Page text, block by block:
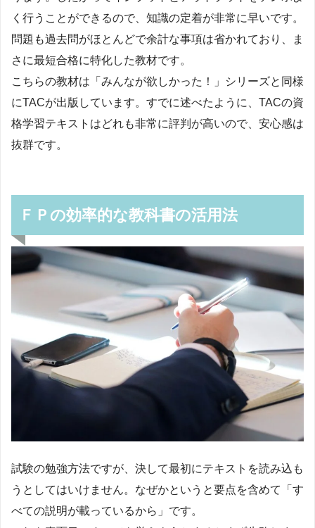
く行うことができるので、知識の定着が非常に早いです。
問題も過去問がほとんどで余計な事項は省かれており、ま
さに最短合格に特化した教材です。
こちらの教材は「みんなが欲しかった！」シリーズと同様
にTACが出版しています。すでに述べたように、TACの資
格学習テキストはどれも非常に評判が高いので、安心感は
抜群です。
ＦＰの効率的な教科書の活用法
試験の勉強方法ですが、決して最初にテキストを読み込も
うとしてはいけません。なぜかというと要点を含めて「す
べての説明が載っているから」です。